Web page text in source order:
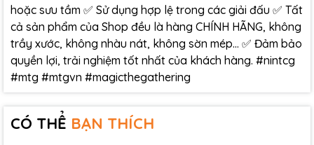
hoặc sưu tầm ✅ Sử dụng hợp lệ trong các giải đấu ✅ Tất
cả sản phẩm của Shop đều là hàng CHÍNH HÃNG, không
trầy xước, không nhàu nát, không sờn mép… ✅ Đảm bảo
quyền lợi, trải nghiệm tốt nhất của khách hàng. #nintcg
#mtg #mtgvn #magicthegathering
CÓ THỂ BẠN THÍCH